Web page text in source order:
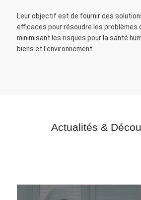
Leur objectif est de fournir des
efficaces pour résoudre les problèmes
minimisant les risques pour la santé
biens et l’environnement.
Actualités&